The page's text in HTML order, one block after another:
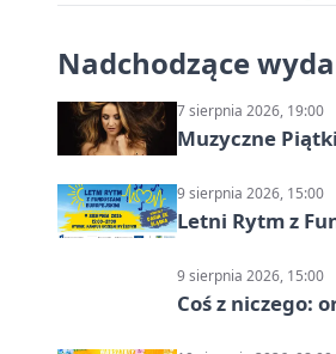
Nadchodzące
7 sierpnia 2026, 19:00
Muzyczne
9 sierpnia 2026, 15:00
Letni Rytm z
9 sierpnia 2026, 15:00
Coś z niczego: